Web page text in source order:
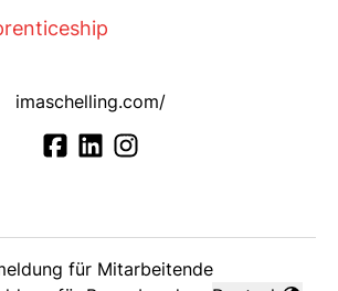
imaschelling.com/
für Mitarbeitende